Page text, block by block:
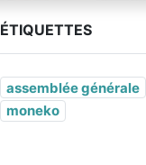
ÉTIQUETTES
assemblée générale
moneko